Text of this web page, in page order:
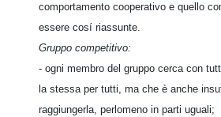
comportamento cooperativo e quello
essere cosí riassunte.
Gruppo competitivo:
- ogni membro del gruppo cerca con
la stessa per tutti, ma che è anche
raggiungerla, perlomeno in parti uguali;